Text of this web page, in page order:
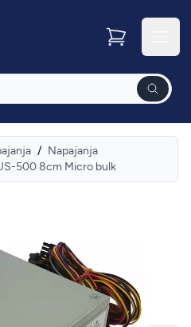
/ Napajanja
500 8cm Micro bulk